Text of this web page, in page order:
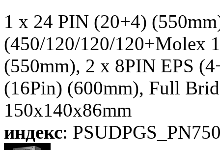
1 x 24 PIN (20+4)
(450/120/120/120+Molex
(550mm), 2 x 8PIN EPS
(16Pin) (600mm), Full
150x140x86mm
индекс: